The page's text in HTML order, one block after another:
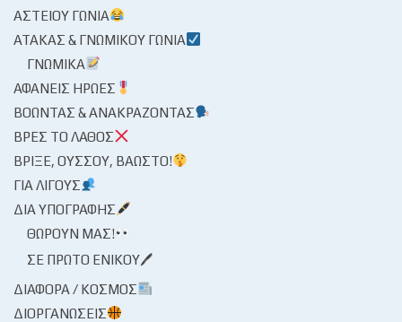
ΑΣΤΕΊΟΥ ΓΩΝΊΑ
ΑΤΆΚΑΣ & ΓΝΩΜΙΚΟΎ ΓΩΝΊΑ
ΓΝΩΜΙΚΆ
ΑΦΑΝΕΊΣ ΉΡΩΕΣ
ΒΟΏΝΤΑΣ & ΑΝΑΚΡΆΖΟΝΤΑΣ
ΒΡΕΣ ΤΟ ΛΆΘΟΣ
ΒΡΊΞΕ, ΟΎΣΣΟΥ, ΒΆΩΣΤΟ!
ΓΙΑ ΛΊΓΟΥΣ
ΔΙΑ ΥΠΟΓΡΑΦΉΣ
ΘΩΡΟΎΝ ΜΑΣ!
ΣΕ ΠΡΏΤΟ ΕΝΙΚΟΎ🖊
ΔΙΆΦΟΡΑ / ΚΌΣΜΟΣ
ΔΙΟΡΓΑΝΏΣΕΙΣ